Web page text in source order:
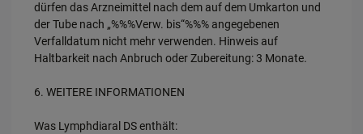
dürfen das Arzneimittel nach dem auf dem Umkarton und
der Tube nach „%%%Verw. bis“%%% angegebenen
Verfalldatum nicht mehr verwenden. Hinweis auf
Haltbarkeit nach Anbruch oder Zubereitung: 3 Monate.
6. WEITERE INFORMATIONEN
Was Lymphdiaral DS enthält: